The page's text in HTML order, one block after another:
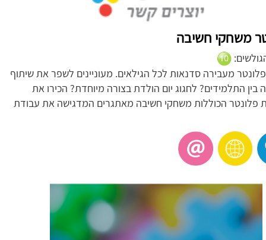
משחקי חשיבה
מעבירה סדנאות לכל הגילאים. מעוניינים לשפר את שיתוף
בין התלמידים? לחגוג יום הולדת בצורה מיוחדת? הכירו את
פלונטר הכוללות משחקי חשיבה מאתגרים המדגישה את עבודת